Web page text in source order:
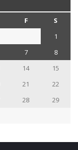
F
S
1
7
8
14
15
21
22
28
29